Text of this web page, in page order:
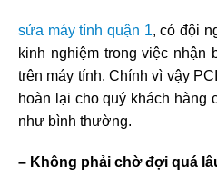
sửa máy tính quận 1, có đội
kinh nghiệm trong việc nhận
trên máy tính. Chính vì vậy
hoàn lại cho quý khách hàng
như bình thường.
– Không phải chờ đợi quá